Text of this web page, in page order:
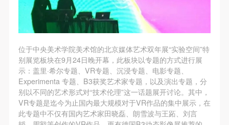
位于中央美术学院美术馆的北京媒体艺术双年展“实验空间”特
别展览板块在9月24日晚开幕，此板块以专题的方式进行展
示：盖里·希尔专题、VR专题、沉浸专题、电影专题、
Experimenta 专题、B3获奖艺术家专题，以及演出专题，分
别以不同的艺术形式对“技术伦理”这一话题展开讨论。其中，
VR专题是迄今为止国内最大规模对于VR作品的集中展示，在
此专题中不仅有国内艺术家田晓磊、朗雪波与王跖、刘言